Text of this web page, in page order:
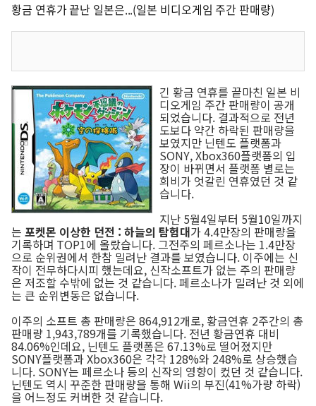
황금 연휴가 끝난 일본은...(일본 비디오게임 주간 판매량)
긴 황금 연휴를 끝마친 일본 비
디오게임 주간 판매량이 공개
되었습니다. 결과적으로 전년
도보다 약간 하락된 판매량을
보였지만 닌텐도 플랫폼과
SONY, Xbox360플랫폼의 입
장이 바뀌면서 플랫폼 별로는
희비가 엇갈린 연휴였던 것 같
습니다.
지난 5월4일부터 5월10일까지
는 포켓몬 이상한 던전 : 하늘의 탐험대가 4.4만장의 판매량을
기록하며 TOP1에 올랐습니다. 그전주의 페르소나는 1.4만장
으로 순위권에서 한참 밀려난 결과를 보였습니다. 이주에는 신
작이 전무하다시피 했는데요, 신작소프트가 없는 주의 판매량
은 저조할 수밖에 없는 것 같습니다. 페르소나가 밀려난 것 외에
는 큰 순위변동은 없습니다.
이주의 소프트 총 판매량은 864,912개로, 황금연휴 2주간의 총
판매량 1,943,789개를 기록했습니다. 전년 황금연휴 대비
84.06%인데요, 닌텐도 플랫폼은 67.13%로 떨어졌지만
SONY플랫폼과 Xbox360은 각각 128%와 248%로 상승했습
니다. SONY는 페르소나 등의 신작의 영향이 컸던 것 같습니다.
닌텐도 역시 꾸준한 판매량을 통해 Wii의 부진(41%가량 하락)
을 어느정도 커버한 것 같습니다.